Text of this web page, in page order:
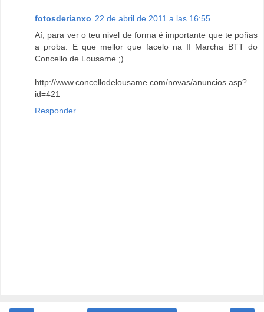
fotosderianxo 22 de abril de 2011 a las 16:55
Aí, para ver o teu nivel de forma é importante que te poñas
a proba. E que mellor que facelo na II Marcha BTT do
Concello de Lousame ;)
http://www.concellodelousame.com/novas/anuncios.asp?
id=421
Responder